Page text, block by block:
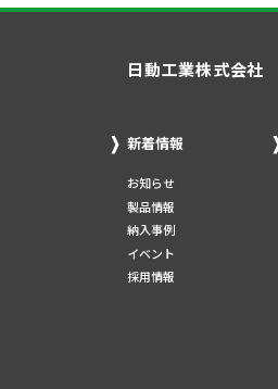
日動工業株式会社
新着情報
お知らせ
製品情報
納入事例
イベント
採用情報